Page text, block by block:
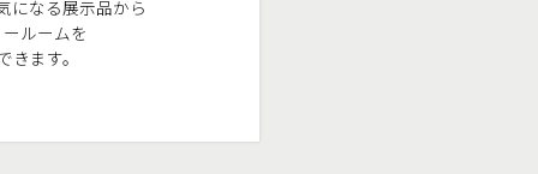
になる展示品から
ルームを
きます。